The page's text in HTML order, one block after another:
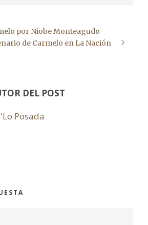
por Niobe Monteagudo
de Carmelo en La Nación
DEL POST
Posada